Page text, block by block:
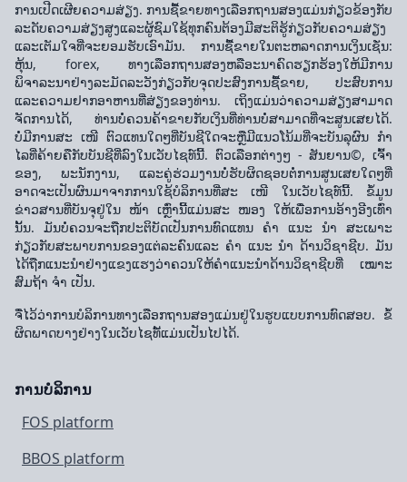
ການເປີດເຜີຍຄວາມສ່ຽງ. ການຊື້ຂາຍທາງເລືອກຖານສອງແມ່ນກ່ຽວຂ້ອງກັບ
ລະດັບຄວາມສ່ຽງສູງແລະຜູ້ຊົມໃຊ້ທຸກຄົນຕ້ອງມີສະຕິຮູ້ກ່ຽວກັບຄວາມສ່ຽງ
ແລະເຕັມໃຈທີ່ຈະຍອມຮັບເອົາມັນ. ການຊື້ຂາຍໃນຕະຫລາດການເງິນເຊັ່ນ:
ຫຸ້ນ, forex, ທາງເລືອກຖານສອງຫລືອະນາຄົດຮຽກຮ້ອງໃຫ້ມີການ
ພິຈາລະນາຢ່າງລະມັດລະວັງກ່ຽວກັບຈຸດປະສົງການຊື້ຂາຍ, ປະສົບການ
ແລະຄວາມຢາກອາຫານທີ່ສ່ຽງຂອງທ່ານ. ເຖິງແມ່ນວ່າຄວາມສ່ຽງສາມາດ
ຈັດການໄດ້, ທ່ານບໍ່ຄວນຄ້າຂາຍກັບເງິນທີ່ທ່ານບໍ່ສາມາດທີ່ຈະສູນເສຍໄດ້.
ບໍ່ມີການສະ ເໜີ ຕົວແທນໃດໆທີ່ບັນຊີໃດຈະຫຼືມີແນວໂນ້ມທີ່ຈະບັນລຸຜົນ ກຳ
ໄລທີ່ຄ້າຍຄືກັບບັນຊີທີ່ລົງໃນເວັບໄຊທ໌ນີ້. ຕົວເລືອກຕ່າງໆ - ສັນຍານ©, ເຈົ້າ
ຂອງ, ພະນັກງານ, ແລະຄູ່ຮ່ວມງານບໍ່ຮັບຜິດຊອບຕໍ່ການສູນເສຍໃດໆທີ່
ອາດຈະເປັນຜົນມາຈາກການໃຊ້ບໍລິການທີ່ສະ ເໜີ ໃນເວັບໄຊທ໌ນີ້. ຂໍ້ມູນ
ຂ່າວສານທີ່ບັນຈຸຢູ່ໃນ ໜ້າ ເຫຼົ່ານີ້ແມ່ນສະ ໜອງ ໃຫ້ເພື່ອການອ້າງອີງເທົ່າ
ນັ້ນ. ມັນບໍ່ຄວນຈະຖືກປະຕິບັດເປັນການທົດແທນ ຄຳ ແນະ ນຳ ສະເພາະ
ກ່ຽວກັບສະພາບການຂອງແຕ່ລະຄົນແລະ ຄຳ ແນະ ນຳ ດ້ານວິຊາຊີບ. ມັນ
ໄດ້ຖືກແນະນໍາຢ່າງແຂງແຮງວ່າຄວນໃຫ້ຄໍາແນະນໍາດ້ານວິຊາຊີບທີ່ ເໝາະ
ສົມຖ້າ ຈຳ ເປັນ.
ຈື່ໄວ້ວ່າການບໍລິການທາງເລືອກຖານສອງແມ່ນຢູ່ໃນຮູບແບບການທົດສອບ. ຂໍ້
ຜິດພາດບາງຢ່າງໃນເວັບໄຊທ໌້ແມ່ນເປັນໄປໄດ້.
ການບໍລິການ
FOS platform
BBOS platform